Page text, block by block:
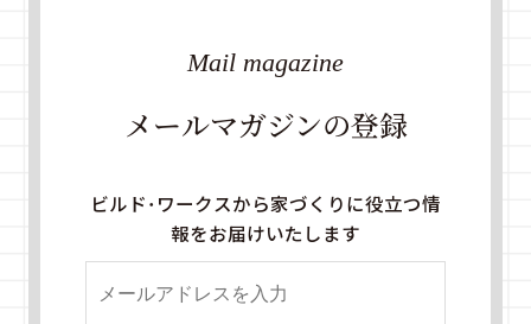
メールマガジンの登録
Mail magazine
ビルド・ワークスから家づくりに役立つ情
報をお届けいたします